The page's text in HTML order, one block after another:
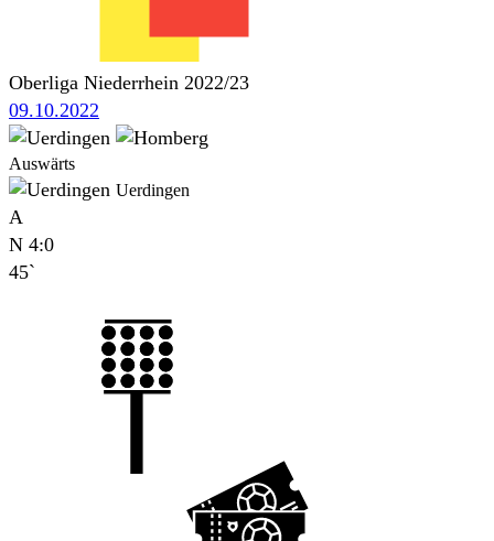
Oberliga Niederrhein 2022/23
09.10.2022
Auswärts
Uerdingen
A
N 4:0
45`